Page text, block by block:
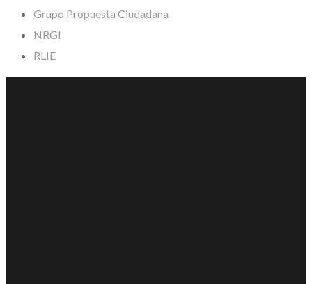
Grupo Propuesta Ciudadana
NRGI
RLIE